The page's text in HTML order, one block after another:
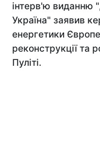
інтерв'ю виданню
Україна" заявив
енергетики
реконструкції та
Пуліті.